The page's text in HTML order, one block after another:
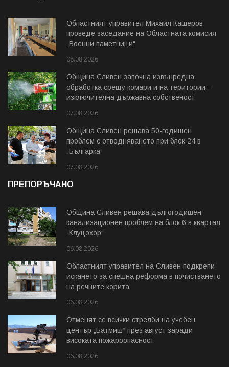
Областният управител Михаил Кашеров
проведе заседание на Областната комисия
„Военни паметници“
08.08.2026
Община Сливен започна извънредна
обработка срещу комари и на територии –
изключителна държавна собственост
07.08.2026
Община Сливен решава 50-годишен
проблем с отводняването при блок 24 в
„Българка“
07.08.2026
ПРЕПОРЪЧАНО
Община Сливен решава дългогодишен
канализационен проблем на блок 6 в квартал
„Клуцохор“
06.08.2026
Областният управител на Сливен подкрепи
искането за спешна реформа в почистването
на речните корита
06.08.2026
Отменят се всички стрелби на учебен
център „Батмиш“ през август заради
високата пожароопасност
06.08.2026